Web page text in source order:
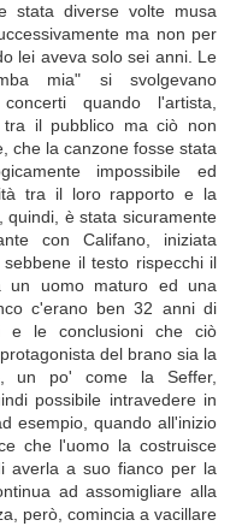
stata diverse volte musa
ma non per
lei aveva solo sei anni. Le
mia" si svolgevano
quando l'artista,
il pubblico ma ciò non
che la canzone fosse stata
impossibile ed
tra il loro rapporto e la
quindi, è stata sicuramente
con Califano, iniziata
il testo rispecchi il
un uomo maturo ed una
c'erano ben 32 anni di
e le conclusioni che ciò
del brano sia la
un po' come la Seffer,
possibile intravedere in
esempio, quando all'inizio
che l'uomo la costruisce
averla a suo fianco per la
ad assomigliare alla
però, comincia a vacillare